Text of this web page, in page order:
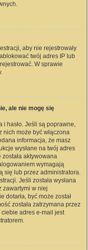
aby nie rejestrowały
twój adres IP lub
W sprawie
ale nie mogę się
i hasło. Jeśli są poprawne,
nich może być włączona
informacja, że masz
wysłane na twój adres
aktywowana
wymagają
się lub przez administratora.
Jeśli została wysłana
zawartymi w niej
dotarła, być może został
została zatrzymana przez
adres e-mail jest